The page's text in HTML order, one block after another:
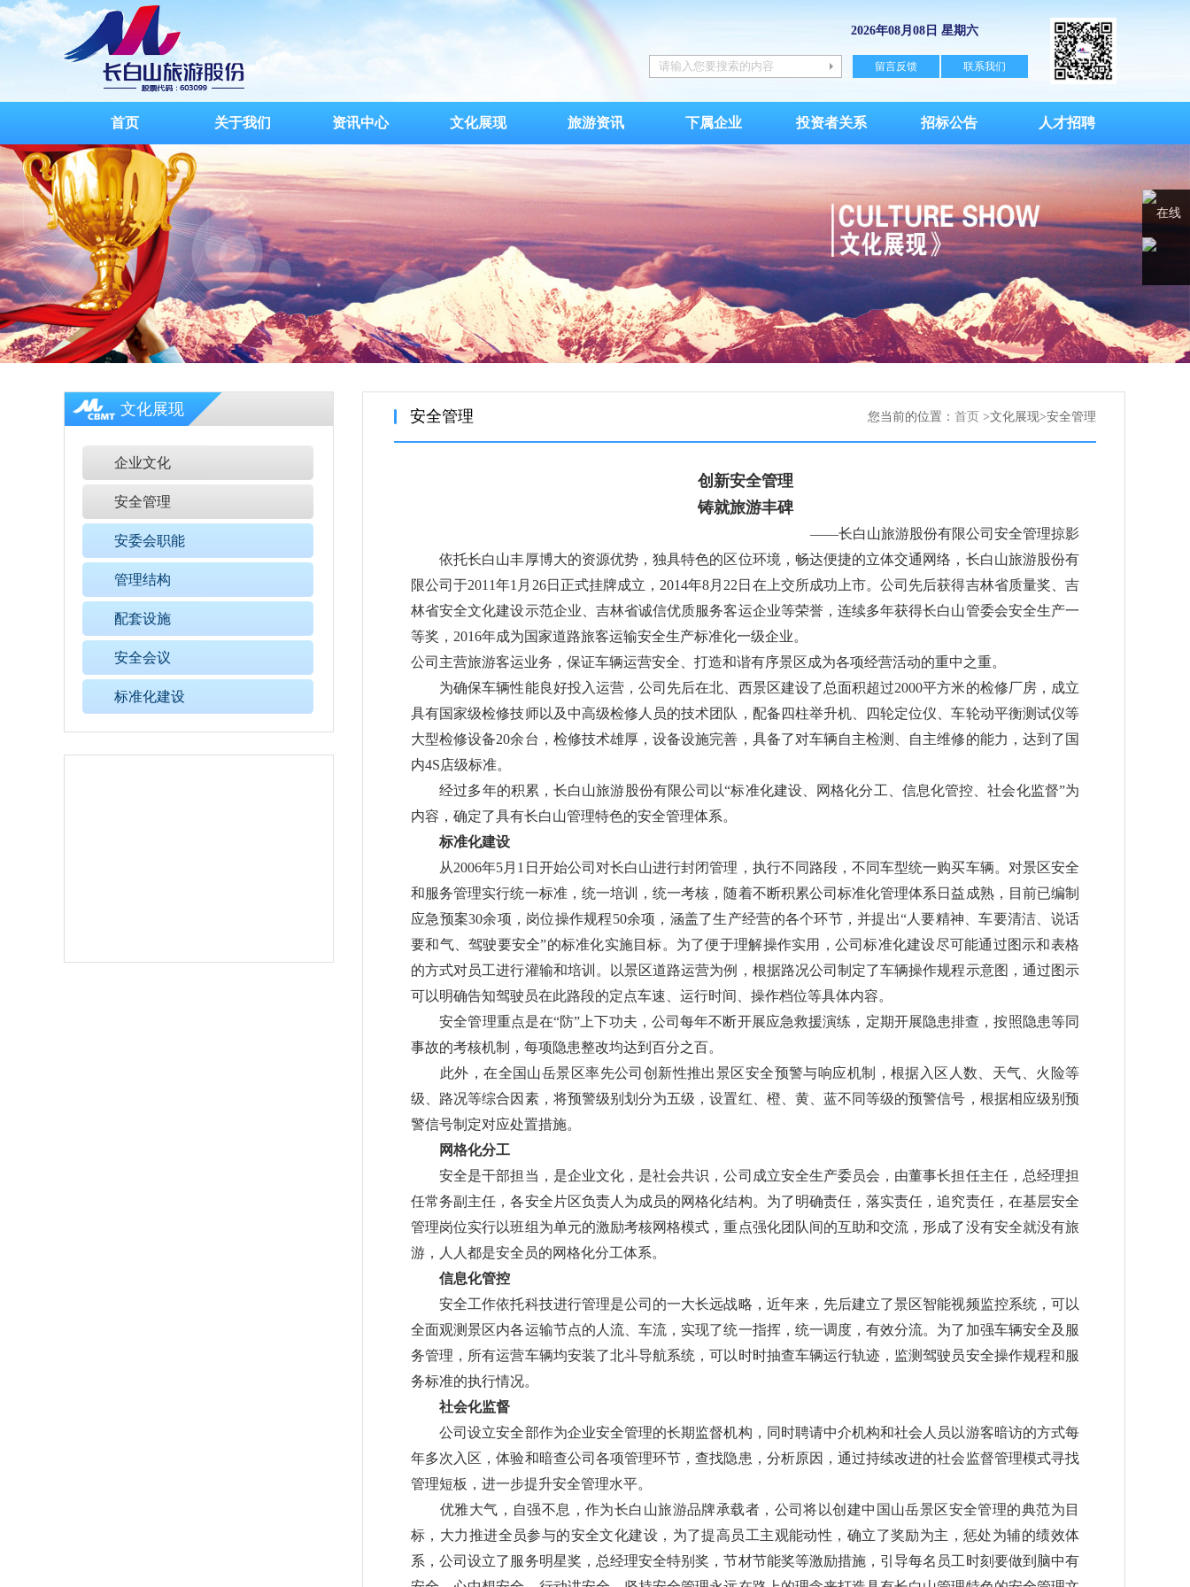
2026年08月08日 星期六
留言反馈 联系我们
首页 关于我们 资讯中心 文化展现 旅游资讯 下属企业 投资者关系 招标公告 人才招聘
文化展现
企业文化
安全管理
安委会职能
管理结构
配套设施
安全会议
标准化建设
您当前的位置： 首页 >文化展现>安全管理
安全管理
创新安全管理
铸就旅游丰碑
——长白山旅游股份有限公司安全管理掠影
依托长白山丰厚博大的资源优势，独具特色的区位环境，畅达便捷的立体交通网络，长白山旅游股份有
限公司于2011年1月26日正式挂牌成立，2014年8月22日在上交所成功上市。公司先后获得吉林省质量奖、吉
林省安全文化建设示范企业、吉林省诚信优质服务客运企业等荣誉，连续多年获得长白山管委会安全生产一
等奖，2016年成为国家道路旅客运输安全生产标准化一级企业。
公司主营旅游客运业务，保证车辆运营安全、打造和谐有序景区成为各项经营活动的重中之重。
为确保车辆性能良好投入运营，公司先后在北、西景区建设了总面积超过2000平方米的检修厂房，成立
具有国家级检修技师以及中高级检修人员的技术团队，配备四柱举升机、四轮定位仪、车轮动平衡测试仪等
大型检修设备20余台，检修技术雄厚，设备设施完善，具备了对车辆自主检测、自主维修的能力，达到了国
内4S店级标准。
经过多年的积累，长白山旅游股份有限公司以“标准化建设、网格化分工、信息化管控、社会化监督”为
内容，确定了具有长白山管理特色的安全管理体系。
标准化建设
从2006年5月1日开始公司对长白山进行封闭管理，执行不同路段，不同车型统一购买车辆。对景区安全
和服务管理实行统一标准，统一培训，统一考核，随着不断积累公司标准化管理体系日益成熟，目前已编制
应急预案30余项，岗位操作规程50余项，涵盖了生产经营的各个环节，并提出“人要精神、车要清洁、说话
要和气、驾驶要安全”的标准化实施目标。为了便于理解操作实用，公司标准化建设尽可能通过图示和表格
的方式对员工进行灌输和培训。以景区道路运营为例，根据路况公司制定了车辆操作规程示意图，通过图示
可以明确告知驾驶员在此路段的定点车速、运行时间、操作档位等具体内容。
安全管理重点是在“防”上下功夫，公司每年不断开展应急救援演练，定期开展隐患排查，按照隐患等同
事故的考核机制，每项隐患整改均达到百分之百。
此外，在全国山岳景区率先公司创新性推出景区安全预警与响应机制，根据入区人数、天气、火险等
级、路况等综合因素，将预警级别划分为五级，设置红、橙、黄、蓝不同等级的预警信号，根据相应级别预
警信号制定对应处置措施。
网格化分工
安全是干部担当，是企业文化，是社会共识，公司成立安全生产委员会，由董事长担任主任，总经理担
任常务副主任，各安全片区负责人为成员的网格化结构。为了明确责任，落实责任，追究责任，在基层安全
管理岗位实行以班组为单元的激励考核网格模式，重点强化团队间的互助和交流，形成了没有安全就没有旅
游，人人都是安全员的网格化分工体系。
信息化管控
安全工作依托科技进行管理是公司的一大长远战略，近年来，先后建立了景区智能视频监控系统，可以
全面观测景区内各运输节点的人流、车流，实现了统一指挥，统一调度，有效分流。为了加强车辆安全及服
务管理，所有运营车辆均安装了北斗导航系统，可以时时抽查车辆运行轨迹，监测驾驶员安全操作规程和服
务标准的执行情况。
社会化监督
公司设立安全部作为企业安全管理的长期监督机构，同时聘请中介机构和社会人员以游客暗访的方式每
年多次入区，体验和暗查公司各项管理环节，查找隐患，分析原因，通过持续改进的社会监督管理模式寻找
管理短板，进一步提升安全管理水平。
优雅大气，自强不息，作为长白山旅游品牌承载者，公司将以创建中国山岳景区安全管理的典范为目
标，大力推进全员参与的安全文化建设，为了提高员工主观能动性，确立了奖励为主，惩处为辅的绩效体
系，公司设立了服务明星奖，总经理安全特别奖，节材节能奖等激励措施，引导每名员工时刻要做到脑中有
在线